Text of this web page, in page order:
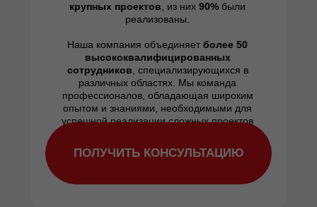
крупных проектов , из них 90% были
реализованы.
Наша компания объединяет более 50
высококвалифицированных
сотрудников , специализирующихся в
различных областях. Мы команда
профессионалов, обладающая широким
опытом и знаниями, необходимыми для
успешной реализации сложных проектов
ПОЛУЧИТЬ КОНСУЛЬТАЦИЮ